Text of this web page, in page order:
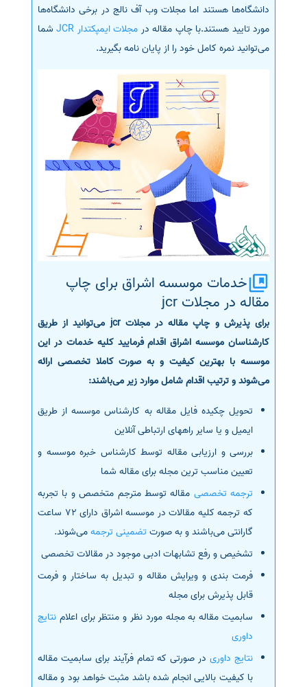
دانشگاه‌ها هستند اما مجلات وب آف نالج در برخی دانشگاه‌ها
مورد تایید هستند.با چاپ مقاله در مجلات ایمپکتدار JCR
شما
می‌توانید نمره کامل خود را از پایان نامه بگیرید.
خدمات موسسه اشراق برای چاپ
مقاله در مجلات jcr
برای پذیرش و چاپ مقاله در مجلات jcr می‌توانید از طریق
کارشناسان موسسه اشراق اقدام فرمایید کلیه خدمات در این
موسسه با بهترین کیفیت و به صورت کاملا تخصصی ارائه
می‌شوند و ترتیب اقدام شامل موارد زیر می‌باشند:
تحویل چکیده فایل مقاله به کارشناس موسسه از طریق
ایمیل و یا سایر راههای ارتباطی آنلاین
بررسی و ارزیابی مقاله توسط کارشناس خبره موسسه و
تعیین مناسب ترین مجله برای مقاله شما
ترجمه تخصصی مقاله توسط مترجم متخصص و با تجربه
که ترجمه کلیه مقالات در موسسه اشراق دارای 72 ساعت
گارانتی می‌باشند و به صورت تضمینی ترجمهمی‌شوند.
تشخیص و رفع تشابهات ادبی موجود در مقالات تخصصی
فرمت بندی و ویرایش مقاله و تبدیل به ساختار و فرمت
قابل پذیرش برای مجله
سابمیت مقاله به مجله مورد نظر و منتظر برای اعلام نتایج
داوری
نتایج داوریدر صورتی که تمام فرآیند برای سابمیت مقاله
با کیفیت بالایی انجام شده باشد مثبت خواهد بود و مقاله